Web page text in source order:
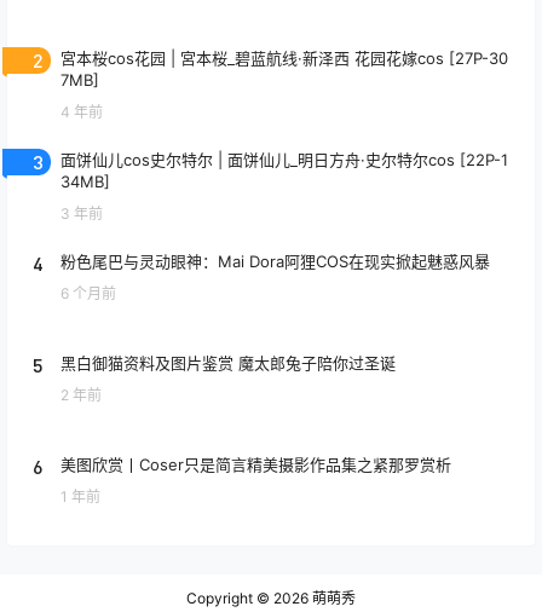
2
宮本桜cos花园 | 宮本桜_碧蓝航线·新泽西 花园花嫁cos [27P-30
7MB]
4 年前
3
面饼仙儿cos史尔特尔 | 面饼仙儿_明日方舟·史尔特尔cos [22P-1
34MB]
3 年前
4 粉色尾巴与灵动眼神：Mai Dora阿狸COS在现实掀起魅惑风暴
6 个月前
5 黑白御猫资料及图片鉴赏 魔太郎兔子陪你过圣诞
2 年前
6 美图欣赏丨Coser只是简言精美摄影作品集之紧那罗赏析
1 年前
Copyright © 2026 萌萌秀